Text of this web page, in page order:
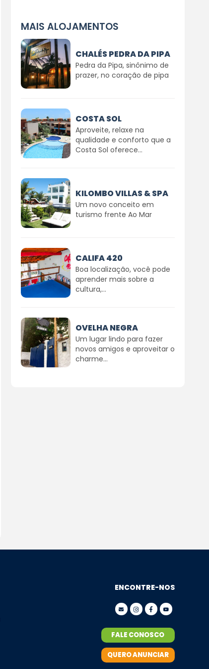
MAIS ALOJAMENTOS
CHALÉS PEDRA DA PIPA
Pedra da Pipa, sinônimo de
prazer, no coração de pipa
COSTA SOL
Aproveite, relaxe na
qualidade e conforto que a
Costa Sol oferece...
KILOMBO VILLAS & SPA
Um novo conceito em
turismo frente Ao Mar
CALIFA 420
Boa localização, você pode
aprender mais sobre a
cultura,...
OVELHA NEGRA
Um lugar lindo para fazer
novos amigos e aproveitar o
charme...
ENCONTRE-NOS
FALE CONOSCO
QUERO ANUNCIAR